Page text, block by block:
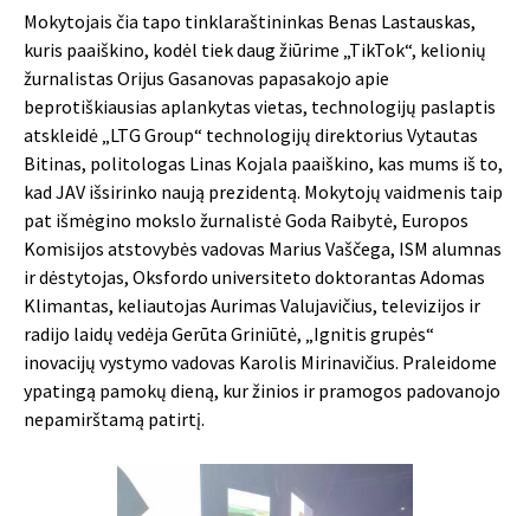
Mokytojais čia tapo tinklaraštininkas Benas Lastauskas,
kuris paaiškino, kodėl tiek daug žiūrime „TikTok“, kelionių
žurnalistas Orijus Gasanovas papasakojo apie
beprotiškiausias aplankytas vietas, technologijų paslaptis
atskleidė „LTG Group“ technologijų direktorius Vytautas
Bitinas, politologas Linas Kojala paaiškino, kas mums iš to,
kad JAV išsirinko naują prezidentą. Mokytojų vaidmenis taip
pat išmėgino mokslo žurnalistė Goda Raibytė, Europos
Komisijos atstovybės vadovas Marius Vaščega, ISM alumnas
ir dėstytojas, Oksfordo universiteto doktorantas Adomas
Klimantas, keliautojas Aurimas Valujavičius, televizijos ir
radijo laidų vedėja Gerūta Griniūtė, „Ignitis grupės“
inovacijų vystymo vadovas Karolis Mirinavičius. Praleidome
ypatingą pamokų dieną, kur žinios ir pramogos padovanojo
nepamirštamą patirtį.